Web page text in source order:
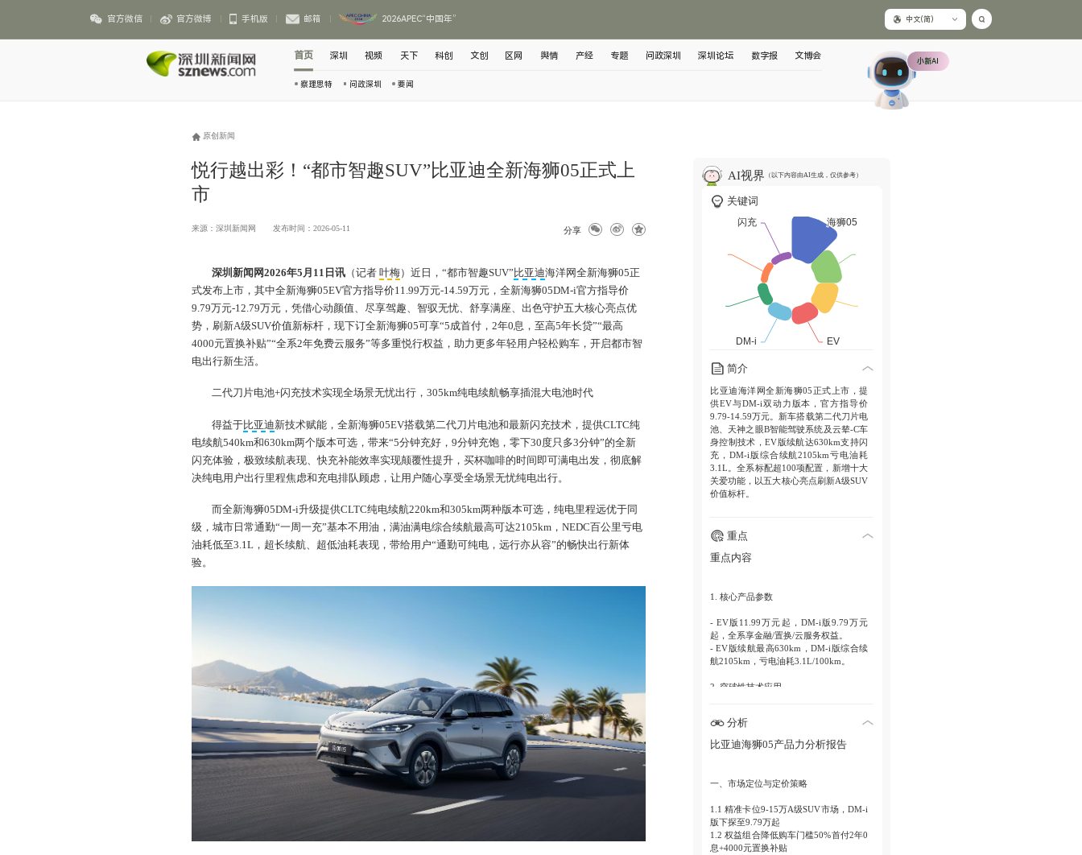
官方微信 官方微博 手机版 邮箱 2026APEC“中国年” 中文(简)
首页
察理思特 问政深圳 要闻
深圳 视频 天下 科创 文创 区网 舆情 产经 专题 问政深圳 深圳论坛 数字报 文博会 小新AI
原创新闻
悦行越出彩！“都市智趣SUV”比亚迪全新海狮05正式上
市
来源：深圳新闻网 发布时间：2026-05-11 分享
深圳新闻网2026年5月11日讯 （记者叶梅）近日，“都市智趣SUV” 比亚迪海洋网全新海狮05正
式发布上市，其中全新海狮05EV官方指导价11.99万元-14.59万元，全新海狮05DM-i官方指导价
9.79万元-12.79万元，凭借心动颜值、尽享驾趣、智驭无忧、舒享满座、出色守护五大核心亮点优
势，刷新A级SUV价值新标杆，现下订全新海狮05可享“5成首付，2年0息，至高5年长贷”“最高
4000元置换补贴”“全系2年免费云服务”等多重悦行权益，助力更多年轻用户轻松购车，开启都市智
电出行新生活。
二代刀片电池+闪充技术实现全场景无忧出行，305km纯电续航畅享插混大电池时代
得益于比亚迪新技术赋能，全新海狮05EV搭载第二代刀片电池和最新闪充技术，提供CLTC纯
电续航540km和630km两个版本可选，带来“5分钟充好，9分钟充饱，零下30度只多3分钟”的全新
闪充体验，极致续航表现、快充补能效率实现颠覆性提升，买杯咖啡的时间即可满电出发，彻底解
决纯电用户出行里程焦虑和充电排队顾虑，让用户随心享受全场景无忧纯电出行。
而全新海狮05DM-i升级提供CLTC纯电续航220km和305km两种版本可选，纯电里程远优于同
级，城市日常通勤“一周一充”基本不用油，满油满电综合续航最高可达2105km，NEDC百公里亏电
油耗低至3.1L，超长续航、超低油耗表现，带给用户“通勤可纯电，远行亦从容”的畅快出行新体
验。
AI视界 （以下内容由AI生成，仅供参考）
关键词
简介
比亚迪海洋网全新海狮05正式上市，提
供EV与DM-i双动力版本，官方指导价
9.79-14.59万元。新车搭载第二代刀片电
池、天神之眼B智能驾驶系统及云辇-C车
身控制技术，EV版续航达630km支持闪
充，DM-i版综合续航2105km亏电油耗
3.1L。全系标配超100项配置，新增十大
关爱功能，以五大核心亮点刷新A级SUV
价值标杆。
重点
重点内容
1. 核心产品参数
- EV版11.99万元起，DM-i版9.79万元
起，全系享金融/置换/云服务权益。
- EV版续航最高630km，DM-i版综合续
航2105km，亏电油耗3.1L/100km。
2. 突破性技术应用
30℃环境快充。
- 激光雷达支持天神之眼B系统，实现城
市/高速领航辅助驾驶。
集成多端互联与场景模式。
- EV版特有六种解锁方式、智能冷暖冰
箱及副驾零重力座椅。
分析
比亚迪海狮05产品力分析报告
一、市场定位与定价策略
1.1 精准卡位9-15万A级SUV市场，DM-i
版下探至9.79万起
1.2 权益组合降低购车门槛50%首付2年0
息+4000元置换补贴